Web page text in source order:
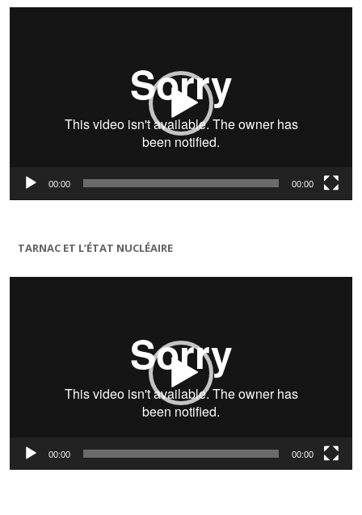
Lecteur
00:00 00:00
TARNAC ET L’ÉTAT NUCLÉAIRE
Lecteur
00:00 00:00